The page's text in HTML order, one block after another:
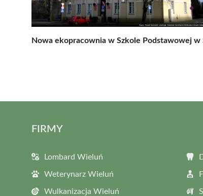
Nowa ekopracownia w Szkole Podstawowej w
FIRMY
Lombard Wieluń
Weterynarz Wieluń
Wulkanizacja Wieluń